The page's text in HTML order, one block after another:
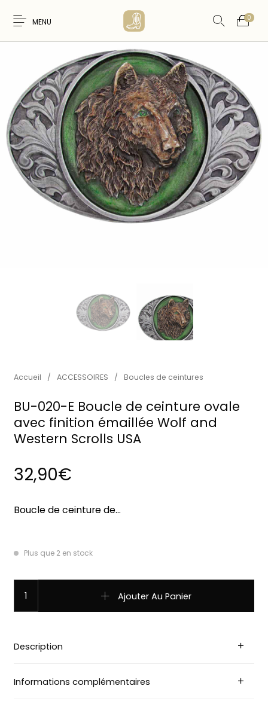
MENU 0
Nouveaux
Produits
FEMME HOMME
WESTERN &
COUNTRY
ARTISANAT
AMERINDIEN
ACCESSOIRES CEINTURES CARTES CADEAUX
Accueil / ACCESSOIRES / Boucles de ceintures
BU-020-E Boucle de ceinture ovale
avec finition émaillée Wolf and
Western Scrolls USA
32,90€
Boucle de ceinture de…
Plus que 2 en stock
Ajouter Au Panier
Description
Informations complémentaires